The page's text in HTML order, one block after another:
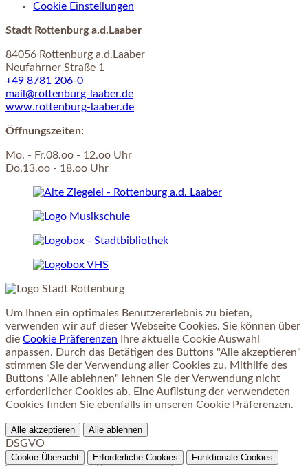
Cookie Einstellungen
Stadt Rottenburg a.d.Laaber
84056 Rottenburg a.d.Laaber
Neufahrner Straße 1
+49 8781 206-0
mail@rottenburg-laaber.de
www.rottenburg-laaber.de
Öffnungszeiten:
Mo. - Fr.08.oo - 12.oo Uhr
Do.13.oo - 18.oo Uhr
Um Ihnen ein optimales Benutzererlebnis zu bieten,
verwenden wir auf dieser Webseite Cookies. Sie können über
die Cookie Präferenzen Ihre aktuelle Cookie Auswahl
anpassen. Durch das Betätigen des Buttons "Alle akzeptieren"
stimmen Sie der Verwendung aller Cookies zu. Mithilfe des
Buttons "Alle ablehnen" lehnen Sie der Verwendung nicht
erforderlicher Cookies ab. Eine Auflistung der verwendeten
Cookies finden Sie ebenfalls in unseren Cookie Präferenzen.
Alle akzeptieren Alle ablehnen
DSGVO
Cookie Übersicht Erforderliche Cookies
Funktionale Cookies